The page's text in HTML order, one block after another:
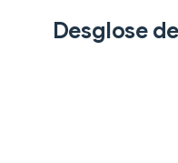
Desglose